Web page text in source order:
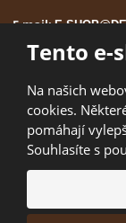
Tento e-
Na našich
cookies.
pomáhají
Souhlasíte s
E-mail: E-
IČ:190 98 197
© 2026,
Úvodní strana
|
Ochrana